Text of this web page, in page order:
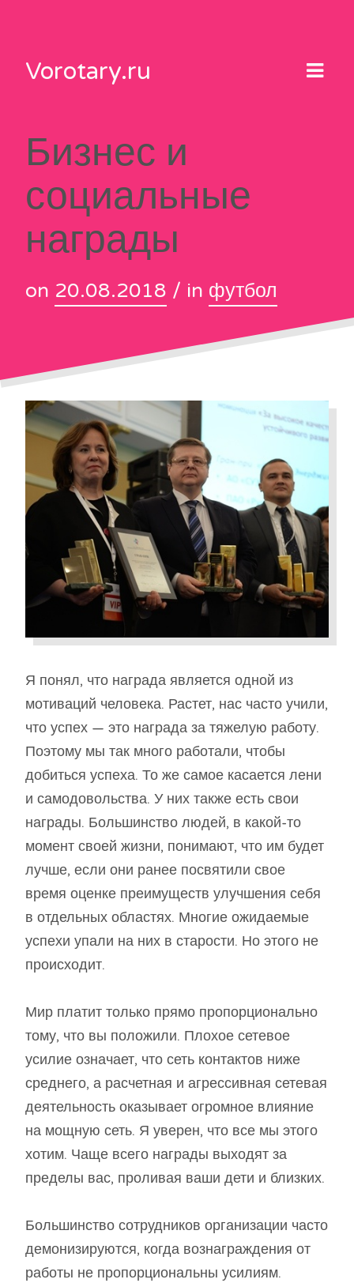
contentVorotary.ru
Бизнес и
социальные
награды
on 20.08.2018 / in футбол
Я понял, что награда является одной из
мотиваций человека. Растет, нас часто учили,
что успех — это награда за тяжелую работу.
Поэтому мы так много работали, чтобы
добиться успеха. То же самое касается лени
и самодовольства. У них также есть свои
награды. Большинство людей, в какой-то
момент своей жизни, понимают, что им будет
лучше, если они ранее посвятили свое
время оценке преимуществ улучшения себя
в отдельных областях. Многие ожидаемые
успехи упали на них в старости. Но этого не
происходит.
Мир платит только прямо пропорционально
тому, что вы положили. Плохое сетевое
усилие означает, что сеть контактов ниже
среднего, а расчетная и агрессивная сетевая
деятельность оказывает огромное влияние
на мощную сеть. Я уверен, что все мы этого
хотим. Чаще всего награды выходят за
пределы вас, проливая ваши дети и близких.
Большинство сотрудников организации часто
демонизируются, когда вознаграждения от
работы не пропорциональны усилиям.